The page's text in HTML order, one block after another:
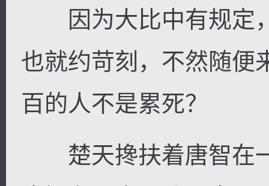
因为大比中有规定
也就约苛刻，不然随便
百的人不是累死？
楚天搀扶着唐智在